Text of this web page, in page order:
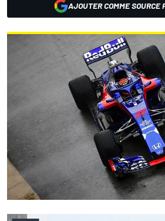
AJOUTER COMME SOURCE